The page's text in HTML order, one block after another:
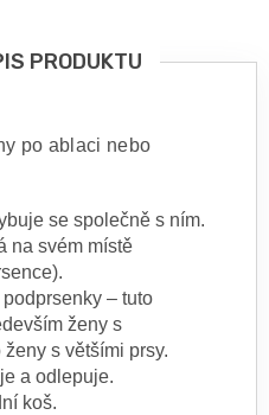
PRODUKTU
po ablaci nebo
se společně s ním.
na svém místě
– tuto
ženy s
ženy s většími prsy.
a odlepuje.
koš.